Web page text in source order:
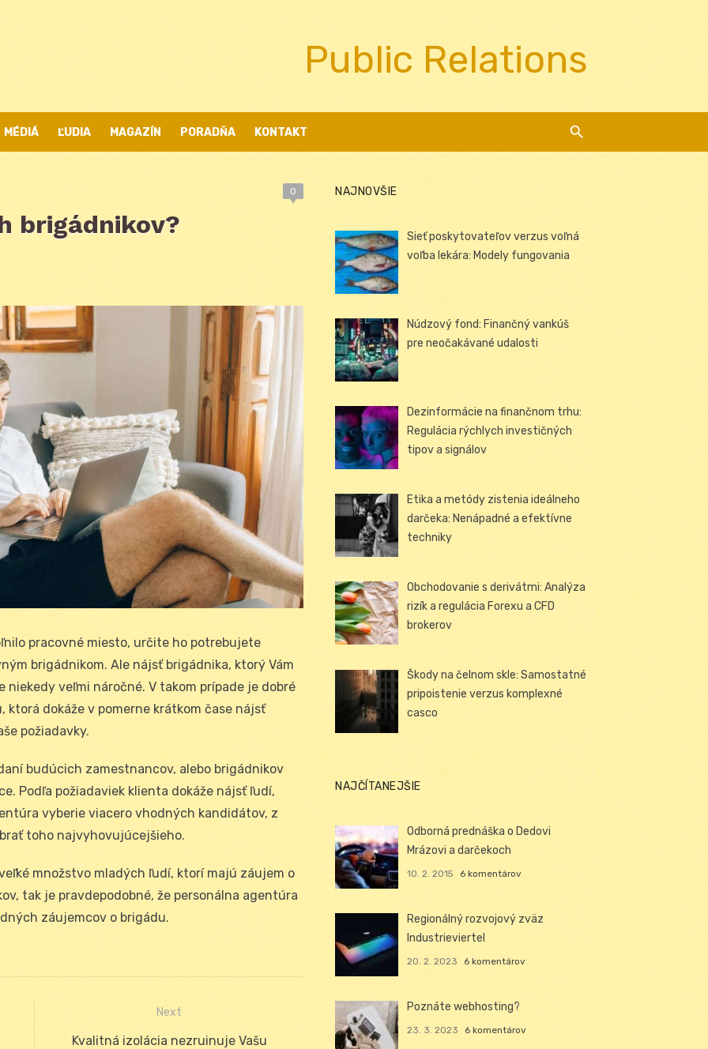
Public Relations
MÉDIÁ ĽUDIA MAGAZÍN PORADŇA KONTAKT
0
brigádnikov?
pracovné miesto, určite ho potrebujete
brigádnikom. Ale nájsť brigádnika, ktorý Vám
veľmi náročné. V takom prípade je dobré
dokáže v pomerne krátkom čase nájsť
požiadavky.
budúcich zamestnancov, alebo brigádnikov
Podľa požiadaviek klienta dokáže nájsť ľudí,
vyberie viacero vhodných kandidátov, z
toho najvyhovujúcejšieho.
množstvo mladých ľudí, ktorí majú záujem o
tak je pravdepodobné, že personálna agentúra
záujemcov o brigádu.
Next
Next
Kvalitná izolácia nezruinuje Vašu
NAJNOVŠIE
Sieť poskytovateľov verzus voľná
voľba lekára: Modely fungovania
Núdzový fond: Finančný vankúš
pre neočakávané udalosti
Dezinformácie na finančnom trhu:
Regulácia rýchlych investičných
tipov a signálov
Etika a metódy zistenia ideálneho
darčeka: Nenápadné a efektívne
techniky
Obchodovanie s derivátmi: Analýza
rizík a regulácia Forexu a CFD
brokerov
Škody na čelnom skle: Samostatné
pripoistenie verzus komplexné
casco
NAJČÍTANEJŠIE
Odborná prednáška o Dedovi
Mrázovi a darčekoch
10. 2. 2015 6 komentárov
Regionálný rozvojový zväz
Industrieviertel
20. 2. 2023 6 komentárov
Poznáte webhosting?
23. 3. 2023 6 komentárov